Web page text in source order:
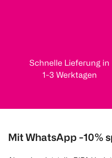
Schnelle Lieferung in
1-3 Werktagen
Mit WhatsApp -10%